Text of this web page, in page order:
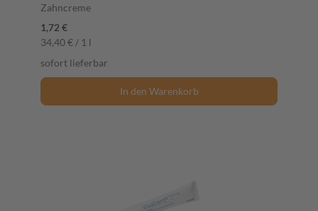
Zahncreme
1,72 €
34,40 € / 1 l
sofort lieferbar
In den Warenkorb